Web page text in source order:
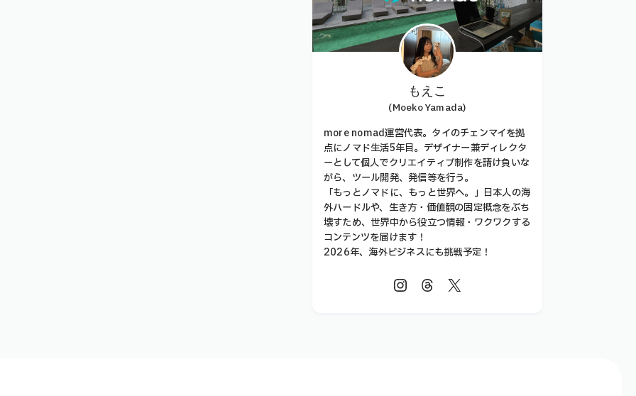
もえこ
(Moeko Yamada)
more nomad運営代表。タイのチェンマイを拠
点にノマド生活5年目。デザイナー兼ディレクタ
ーとして個人でクリエイティブ制作を請け負いな
がら、ツール開発、発信等を行う。
「もっとノマドに、もっと世界へ。」日本人の海
外ハードルや、生き方・価値観の固定概念をぶち
壊すため、世界中から役立つ情報・ワクワクする
コンテンツを届けます！
2026年、海外ビジネスにも挑戦予定！